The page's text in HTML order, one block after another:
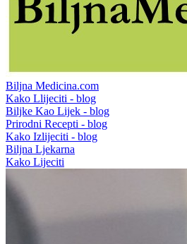
Biljna Medicina.com
Kako Llijeciti - blog
Biljke Kao Lijek - blog
Prirodni Recepti - blog
Kako Izlijeciti - blog
Biljna Ljekarna
Kako Lijeciti